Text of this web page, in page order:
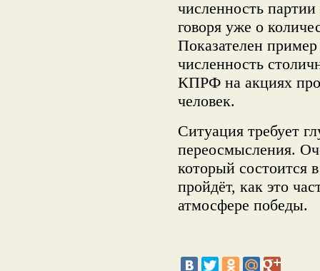
численность
говоря уже о
Показателен
численность
КПРФ на акциях
человек.
Ситуация требует
переосмысления.
который состоится
пройдёт, как это
атмосфере победы.